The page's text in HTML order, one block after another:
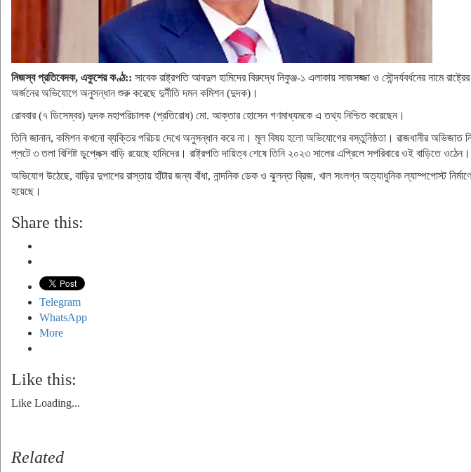
নিজস্ব প্রতিবেদক, একুশের কণ্ঠ:: সাবেক রাষ্ট্রপতি আবদুল হামিদের বিরুদ্ধে নিকুঞ্জ-১ এলাকায় সাজসজ্জা ও সৌন্দর্যবর্ধনের নামে
অর্জনের অভিযোগে অনুসন্ধান শুরু করেছে দুর্নীতি দমন কমিশন (দুদক)।
রোববার (৭ ডিসেম্বর) দুদক মহাপরিচালক (প্রতিরোধ) মো. আক্তার হোসেন গণমাধ্যমকে এ তথ্য নিশ্চিত করেছেন।
তিনি জানান, কমিশন কখনো ব্যক্তির পরিচয় দেখে অনুসন্ধান করে না। মূল বিষয় হলো অভিযোগের বস্তুনিষ্ঠতা। রাজধানীর অভিজাত
প্লটে ৩ তলা বিশিষ্ট ডুপ্লেক্স বাড়ি রয়েছে হামিদের। রাষ্ট্রপতি দায়িত্ব শেষে তিনি ২০২৩ সালের এপ্রিলে সপরিবারে ওই বাড়িতে ওঠেন।
অভিযোগ উঠেছে, বাড়ির দুপাশের রাস্তায় হাঁটার জন্য বাঁধা, নান্দনিক ডেক ও ঝুলন্ত ব্রিজ, খাল সংলগ্ন অত্যাধুনিক ল্যাম্পপোস্ট
হয়েছে।
Share this:
Telegram
WhatsApp
More
Like this:
Like Loading...
Related